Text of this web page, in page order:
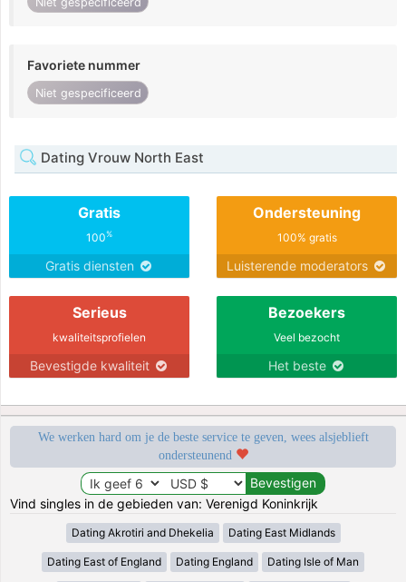
Favoriete nummer
Niet gespecificeerd
Dating Vrouw North East
Gratis
100%
Gratis diensten
Ondersteuning
100% gratis
Luisterende moderators
Serieus
kwaliteitsprofielen
Bevestigde kwaliteit
Bezoekers
Veel bezocht
Het beste
We werken hard om je de beste service te geven, wees alsjeblieft
ondersteunend
Vind singles in de gebieden van: Verenigd Koninkrijk
Dating Akrotiri and Dhekelia Dating East Midlands
Dating East of England Dating England Dating Isle of Man